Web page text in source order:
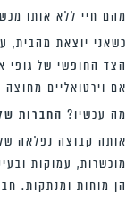
מהם חיי ללא אותו
כשאני יוצאת מהבית,
הצד החופשי של גופי
אם וירטואליים
מה עכשיו? החברות
אותה קבוצה נפלאה
מוכשרות, עמוקות
הן מוחות ומנתקות.